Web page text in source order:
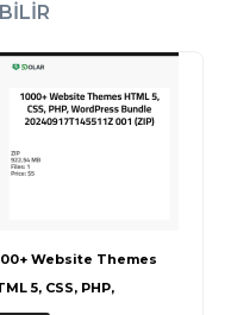
Website Themes
5, CSS, PHP,